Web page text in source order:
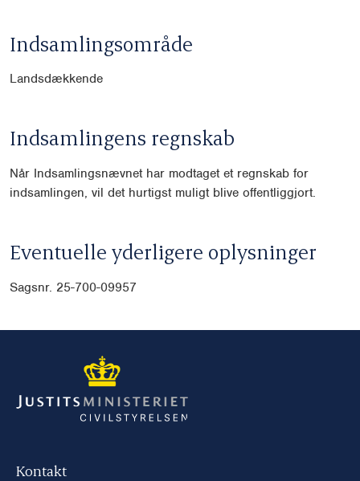
Indsamlingsområde
Landsdækkende
Indsamlingens regnskab
Når Indsamlingsnævnet har modtaget et regnskab for
indsamlingen, vil det hurtigst muligt blive offentliggjort.
Eventuelle yderligere oplysninger
Sagsnr. 25-700-09957
Kontakt